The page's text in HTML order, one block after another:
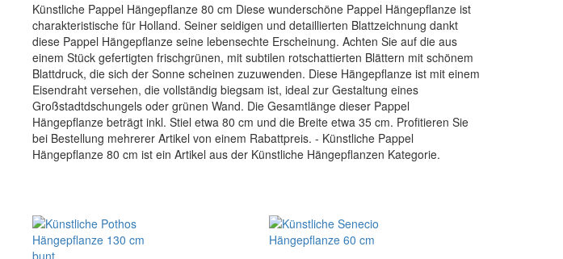
Künstliche Pappel Hängepflanze 80 cm Diese wunderschöne Pappel Hängepflanze ist
charakteristische für Holland. Seiner seidigen und detaillierten Blattzeichnung dankt
diese Pappel Hängepflanze seine lebensechte Erscheinung. Achten Sie auf die aus
einem Stück gefertigten frischgrünen, mit subtilen rotschattierten Blättern mit schönem
Blattdruck, die sich der Sonne scheinen zuzuwenden. Diese Hängepflanze ist mit einem
Eisendraht versehen, die vollständig biegsam ist, ideal zur Gestaltung eines
Großstadtdschungels oder grünen Wand. Die Gesamtlänge dieser Pappel
Hängepflanze beträgt inkl. Stiel etwa 80 cm und die Breite etwa 35 cm. Profitieren Sie
bei Bestellung mehrerer Artikel von einem Rabattpreis. - Künstliche Pappel
Hängepflanze 80 cm ist ein Artikel aus der Künstliche Hängepflanzen Kategorie.